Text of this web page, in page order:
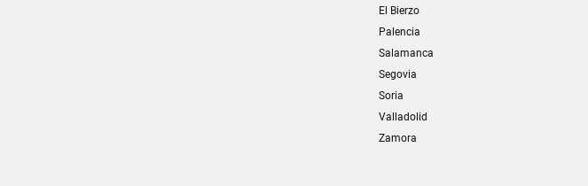
El Bierzo
Palencia
Salamanca
Segovia
Soria
Valladolid
Zamora